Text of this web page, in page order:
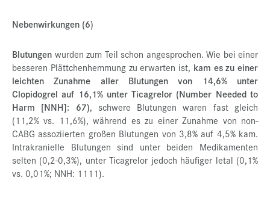
Nebenwirkungen (6)
Blutungen wurden zum Teil schon angesprochen. Wie bei einer
besseren Plättchenhemmung zu erwarten ist, kam es zu einer
leichten Zunahme aller Blutungen von 14,6% unter
Clopidogrel auf 16,1% unter Ticagrelor (Number Needed to
Harm [NNH]: 67), schwere Blutungen waren fast gleich
(11,2% vs. 11,6%), während es zu einer Zunahme von non-
CABG assoziierten großen Blutungen von 3,8% auf 4,5% kam.
Intrakranielle Blutungen sind unter beiden Medikamenten
selten (0,2-0,3%), unter Ticagrelor jedoch häufiger letal (0,1%
vs. 0,01%; NNH: 1111).